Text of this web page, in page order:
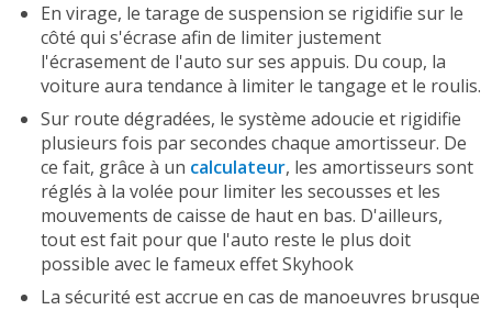
En virage, le tarage de suspension se rigidifie sur le
côté qui s'écrase afin de limiter justement
l'écrasement de l'auto sur ses appuis. Du coup, la
voiture aura tendance à limiter le tangage et le roulis.
Sur route dégradées, le système adoucie et rigidifie
plusieurs fois par secondes chaque amortisseur. De
ce fait, grâce à un calculateur, les amortisseurs sont
réglés à la volée pour limiter les secousses et les
mouvements de caisse de haut en bas. D'ailleurs,
tout est fait pour que l'auto reste le plus doit
possible avec le fameux effet Skyhook
La sécurité est accrue en cas de manoeuvres brusque